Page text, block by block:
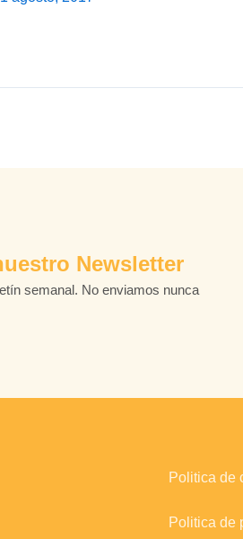
Newsletter
semanal. No enviamos nunca
Politica de
Politica de